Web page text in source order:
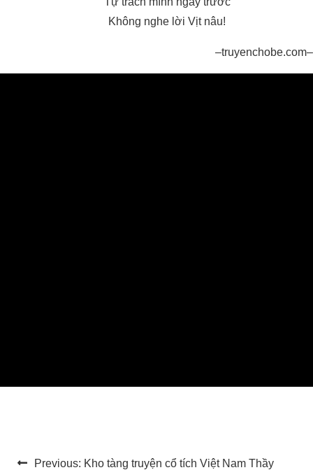
Không nghe lời Vịt nâu!
–truyenchobe.com–
ĐiềuPrevious: Kho tàng truyện cổ tích Việt Nam Thầy